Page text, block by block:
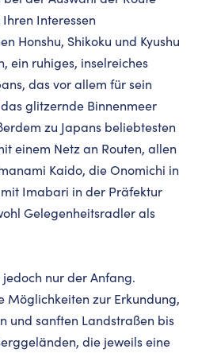
Interessen
Honshu, Shikoku und Kyushu
ein ruhiges, inselreiches
das vor allem für sein
glitzernde Binnenmeer
zu Japans beliebtesten
einem Netz an Routen, allen
Kaido, die Onomichi in
Imabari in der Präfektur
Gelegenheitsradler als
nur der Anfang.
Möglichkeiten zur Erkundung,
und sanften Landstraßen bis
die jeweils eine